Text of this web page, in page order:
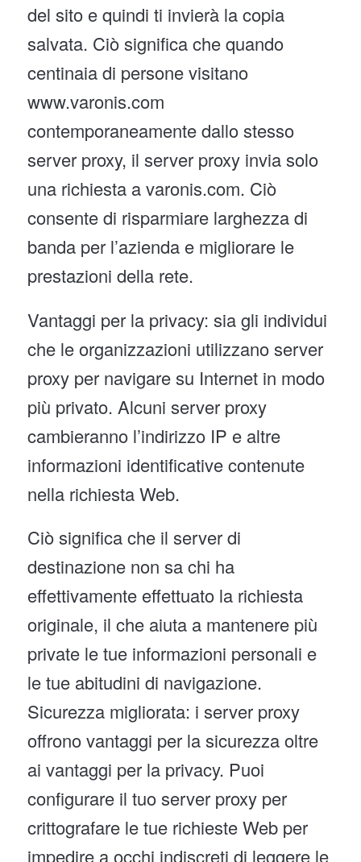
del sito e quindi ti invierà la copia
salvata. Ciò significa che quando
centinaia di persone visitano
www.varonis.com
contemporaneamente dallo stesso
server proxy, il server proxy invia solo
una richiesta a varonis.com. Ciò
consente di risparmiare larghezza di
banda per l’azienda e migliorare le
prestazioni della rete.
Vantaggi per la privacy: sia gli individui
che le organizzazioni utilizzano server
proxy per navigare su Internet in modo
più privato. Alcuni server proxy
cambieranno l’indirizzo IP e altre
informazioni identificative contenute
nella richiesta Web.
Ciò significa che il server di
destinazione non sa chi ha
effettivamente effettuato la richiesta
originale, il che aiuta a mantenere più
private le tue informazioni personali e
le tue abitudini di navigazione.
Sicurezza migliorata: i server proxy
offrono vantaggi per la sicurezza oltre
ai vantaggi per la privacy. Puoi
configurare il tuo server proxy per
crittografare le tue richieste Web per
impedire a occhi indiscreti di leggere le